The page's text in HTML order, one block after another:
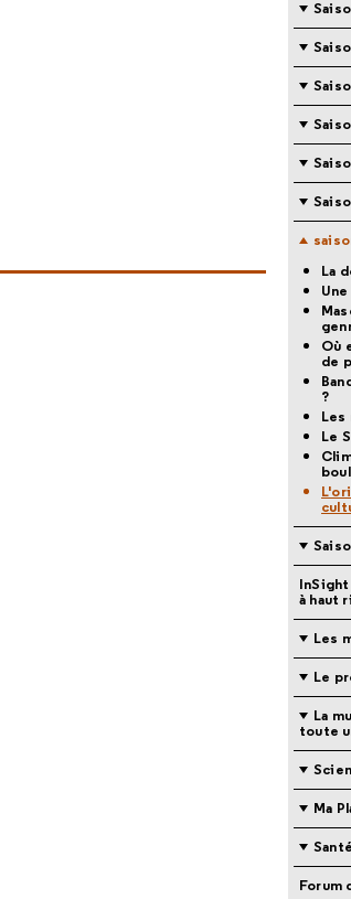
La
Où
de
?
Les
Le
à haut
Les
Le
La
toute
Ma
Forum